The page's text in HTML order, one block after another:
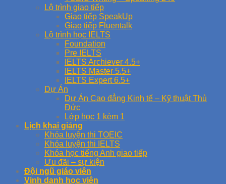
Lộ trình giao tiếp
Giao tiếp SpeakUp
Giao tiếp Fluentalk
Lộ trình học IELTS
Foundation
Pre IELTS
IELTS Archiever 4.5+
IELTS Master 5.5+
IELTS Expert 6.5+
Dự Án
Dự Án Cao đẳng Kinh tế – Kỹ thuật Thủ
Đức
Lớp học 1 kèm 1
Lịch khai giảng
Khóa luyện thi TOEIC
Khóa luyện thi IELTS
Khóa học tiếng Anh giao tiếp
Ưu đãi – sự kiện
Đội ngũ giáo viên
Vinh danh học viên